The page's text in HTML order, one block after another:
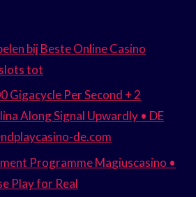
bij Beste Online Casino
tot
Gigacycle Per Second + 2
Along Signal Upwardly • DE
de.com
Programme Magiuscasino •
Play for Real